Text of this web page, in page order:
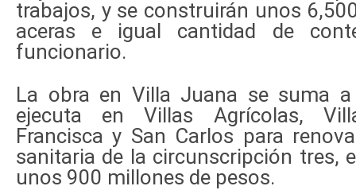
trabajos, y se construirán unos
aceras e igual cantidad de
funcionario.
La obra en Villa Juana se suma
ejecuta en Villas Agrícolas,
Francisca y San Carlos para
sanitaria de la circunscripción tres,
unos 900 millones de pesos.